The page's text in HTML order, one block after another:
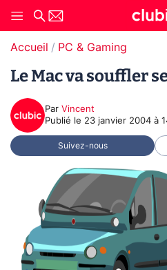
Accueil PC & Gaming
Le Mac va souffler
Par Vincent
Publié le 23 janvier 2004 à
Suivez-nous